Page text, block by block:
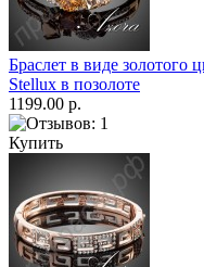
Браслет в виде золотого
Stellux в позолоте
1199.00 р.
Купить